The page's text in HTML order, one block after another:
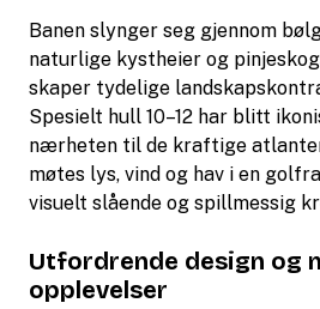
Banen slynger seg gjennom
naturlige kystheier og
skaper tydelige
Spesielt hull 10–12 har blitt
nærheten til de kraftige
møtes lys, vind og hav i en
visuelt slående og spillmessig
Utfordrende design og
opplevelser